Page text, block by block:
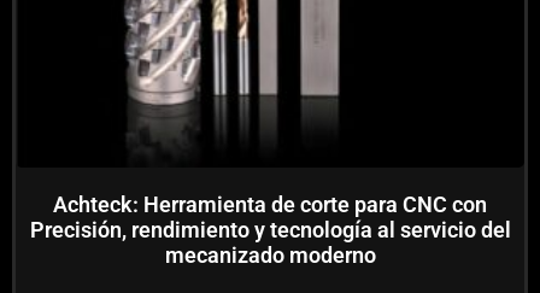
Achteck: Herramienta de corte para CNC con
Precisión, rendimiento y tecnología al servicio del
mecanizado moderno